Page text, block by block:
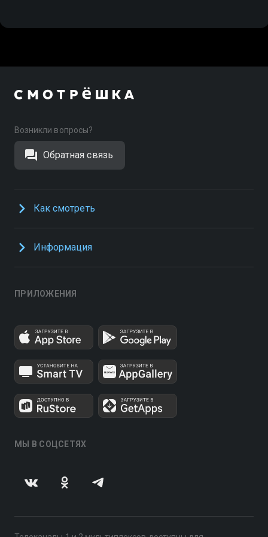
Возникли вопросы?
Обратная связь
Как смотреть
Информация
ПРИЛОЖЕНИЯ
МЫ В СОЦСЕТЯХ